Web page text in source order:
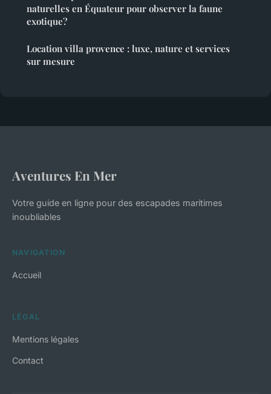
naturelles en Équateur pour observer la faune
exotique?
Location villa provence : luxe, nature et services
sur mesure
Aventures En Mer
Votre guide en ligne pour des escapades maritimes
inoubliables
NAVIGATION
Accueil
LÉGAL
Mentions légales
Contact